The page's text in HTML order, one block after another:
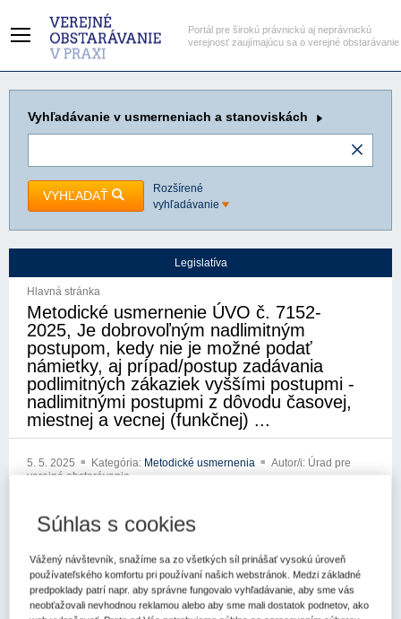
Portál pre širokú právnickú aj neprávnickú
verejnosť zaujímajúcu sa o verejné obstarávanie
Vyhľadávanie v usmerneniach a stanoviskách
VYHĽADAŤ
Rozšírené
vyhľadávanie
Legislatíva
Hlavná stránka
Metodické usmernenie ÚVO č. 7152-
2025, Je dobrovoľným nadlimitným
postupom, kedy nie je možné podať
námietky, aj prípad/postup zadávania
podlimitných zákaziek vyššími postupmi -
nadlimitnými postupmi z dôvodu časovej,
miestnej a vecnej (funkčnej) ...
5. 5. 2025 Kategória: Metodické usmernenia
Autor/i: Úrad pre
verejné obstarávanie
xxxxx xxx xxxxxxx xxxxxxxxxxxx
xxxxxxxxxxx xxxxxxxxxx
Súhlas s cookies
Vážený návštevník, snažíme sa zo všetkých síl prinášať vysokú úroveň
používateľského komfortu pri používaní našich webstránok. Medzi základné
predpoklady patrí napr. aby správne fungovalo vyhľadávanie, aby sme vás
neobťažovali nevhodnou reklamou alebo aby sme mali dostatok podnetov, ako